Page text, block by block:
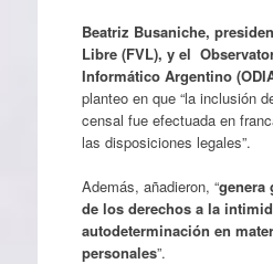
Beatriz Busaniche,
Libre (FVL), y el
Informático Argentino
planteo en que “la inclusión
censal fue efectuada en
las disposiciones legales”.
Además, añadieron, “genera
de los derechos a la
autodeterminación en
personales”.